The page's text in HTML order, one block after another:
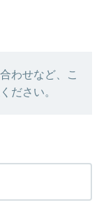
わせなど、こ
ださい。